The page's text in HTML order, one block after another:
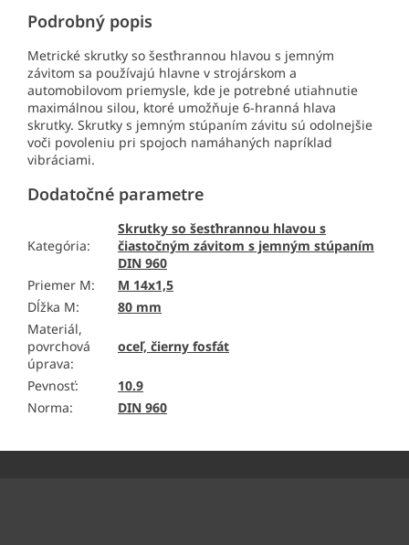
Podrobný popis
Metrické skrutky so šesťhrannou hlavou s jemným
závitom sa používajú hlavne v strojárskom a
automobilovom priemysle, kde je potrebné utiahnutie
maximálnou silou, ktoré umožňuje 6-hranná hlava
skrutky. Skrutky s jemným stúpaním závitu sú odolnejšie
voči povoleniu pri spojoch namáhaných napríklad
vibráciami.
Dodatočné parametre
Kategória:
Skrutky so šesťhrannou hlavou s
čiastočným závitom s jemným stúpaním
DIN 960
Priemer M:
M 14x1,5
Dĺžka M:
80 mm
Materiál,
povrchová
úprava:
oceľ, čierny fosfát
Pevnosť:
10.9
Norma: DIN 960